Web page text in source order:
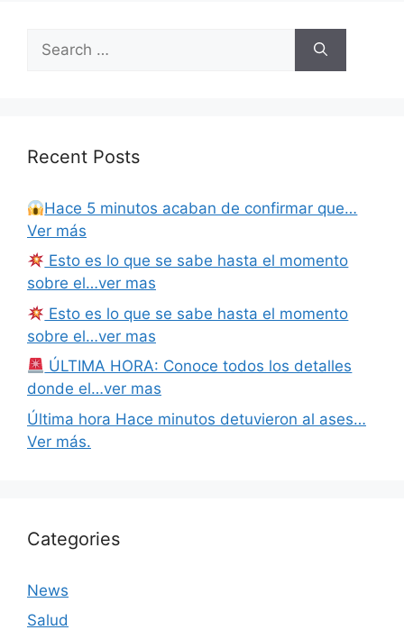
for:
Recent Posts
Hace 5 minutos acaban de confirmar que…
Ver más
Esto es lo que se sabe hasta el momento
sobre el…ver mas
Esto es lo que se sabe hasta el momento
sobre el…ver mas
ÚLTIMA HORA: Conoce todos los detalles
donde el…ver mas
Última hora Hace minutos detuvieron al ases…
Ver más.
Categories
News
Salud